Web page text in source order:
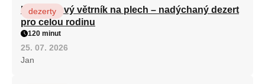
Karamelový větrník na plech – nadýchaný dezert
pro celou rodinu
dezerty
120 minut
25. 07. 2026
Jan